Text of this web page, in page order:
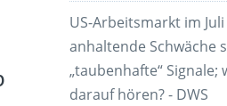
US-Arbeitsmarkt im Juli
anhaltende Schwäche
„taubenhafte“ Signale;
darauf hören? - DWS